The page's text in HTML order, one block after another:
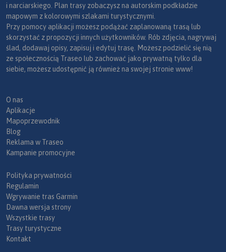
i narciarskiego. Plan trasy zobaczysz na autorskim podkładzie
mapowym z kolorowymi szlakami turystycznymi.
Przy pomocy aplikacji możesz podążać zaplanowaną trasą lub
skorzystać z propozycji innych użytkowników. Rób zdjęcia, nagrywaj
ślad, dodawaj opisy, zapisuj i edytuj trasę. Możesz podzielić się nią
ze społecznością Traseo lub zachować jako prywatną tylko dla
siebie, możesz udostępnić ją również na swojej stronie www!
O nas
Aplikacje
Mapoprzewodnik
Blog
Reklama w Traseo
Kampanie promocyjne
Polityka prywatności
Regulamin
Wgrywanie tras Garmin
Dawna wersja strony
Wszystkie trasy
Trasy turystyczne
Kontakt